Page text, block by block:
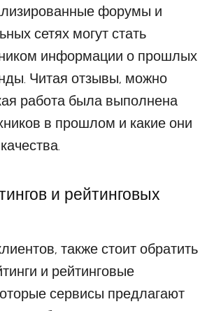
форумы и
сетях могут стать
информации о прошлых
Читая отзывы, можно
работа была выполнена
в прошлом и какие они
и рейтинговых
также стоит обратить
и рейтинговые
сервисы предлагают